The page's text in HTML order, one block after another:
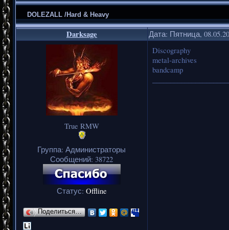
DOLEZALL /Hard & Heavy
Darksage Дата: Пятница,
True RMW
Группа: Администраторы
Сообщений: 38722
Статус: Offline
Поделиться…
Discography
metal-archives
bandcamp